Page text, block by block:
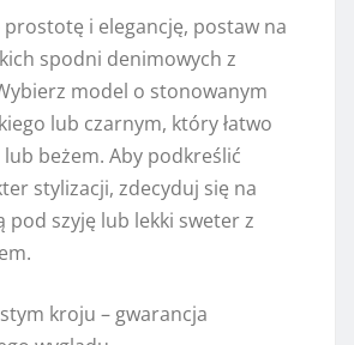
prostotę i elegancję, postaw na
spodni denimowych z
model o stonowanym
lub czarnym, który łatwo
lub beżem. Aby podkreślić
stylizacji, zdecyduj się na
pod szyję lub lekki sweter z
kroju – gwarancja